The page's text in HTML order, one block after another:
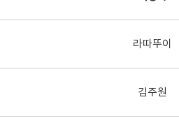
라따뚜이
김주원